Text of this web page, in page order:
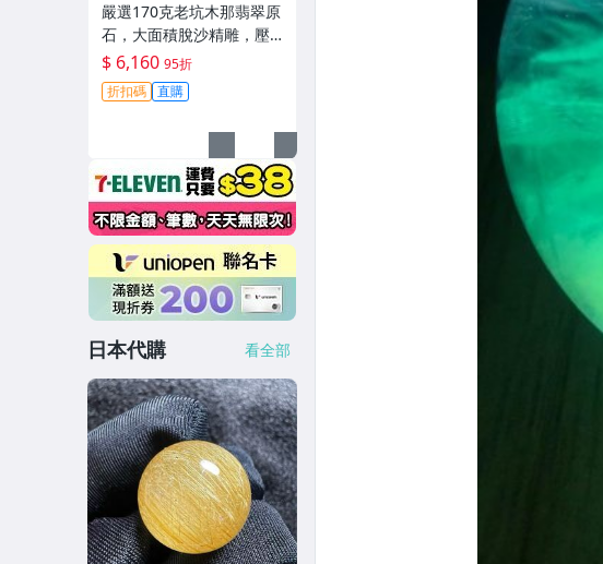
嚴選170克老坑木那翡翠原
石，大面積脫沙精雕，壓
燈通透無雜質，油性佳冰
種特級，適合收藏與鑽刻#
翡翠 #老坑玉 #冰種翡翠
$ 6,160 95折
折扣碼 直購
日本代購 看全部